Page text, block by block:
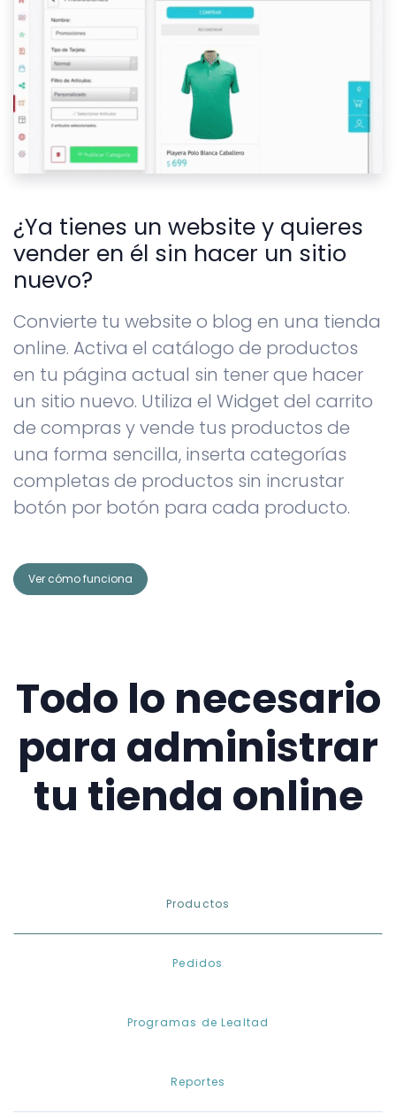
¿Ya tienes un website y quieres
vender en él sin hacer un sitio
nuevo?
Convierte tu website o blog en una tienda
online. Activa el catálogo de productos
en tu página actual sin tener que hacer
un sitio nuevo. Utiliza el Widget del carrito
de compras y vende tus productos de
una forma sencilla, inserta categorías
completas de productos sin incrustar
botón por botón para cada producto.
Ver cómo funciona
Todo lo necesario
para administrar
tu tienda online
Productos
Pedidos
Programas de Lealtad
Reportes